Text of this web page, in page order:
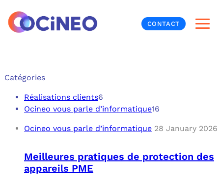
CONTACT
Catégories
Réalisations clients6
Ocineo vous parle d’informatique16
Ocineo vous parle d’informatique 28 January 2026
Meilleures pratiques de protection des
appareils PME